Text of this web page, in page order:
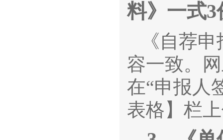
料》一式3
《自荐
容一致。
在“申报人
表格】栏